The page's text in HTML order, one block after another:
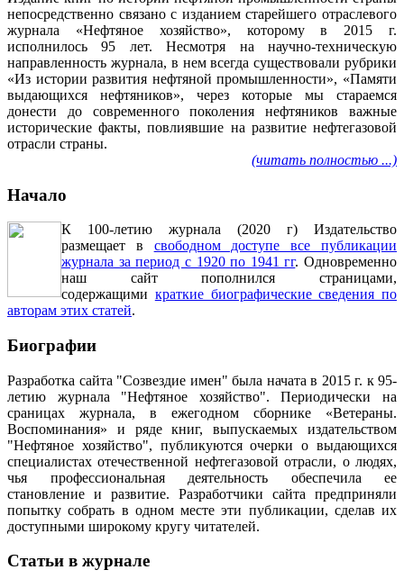
непосредственно связано с изданием старейшего отраслевого
журнала «Нефтяное хозяйство», которому в 2015 г.
исполнилось 95 лет. Несмотря на научно-техническую
направленность журнала, в нем всегда существовали рубрики
«Из истории развития нефтяной промышленности», «Памяти
выдающихся нефтяников», через которые мы стараемся
донести до современного поколения нефтяников важные
исторические факты, повлиявшие на развитие нефтегазовой
отрасли страны.
(читать полностью ...)
Начало
К 100-летию журнала (2020 г) Издательство
размещает в свободном доступе все публикации
журнала за период с 1920 по 1941 гг. Одновременно
наш сайт пополнился страницами,
содержащими краткие биографические сведения по
авторам этих статей.
Биографии
Разработка сайта "Созвездие имен" была начата в 2015 г. к 95-
летию журнала "Нефтяное хозяйство". Периодически на
сраницах журнала, в ежегодном сборнике «Ветераны.
Воспоминания» и ряде книг, выпускаемых издательством
"Нефтяное хозяйство", публикуются очерки о выдающихся
специалистах отечественной нефтегазовой отрасли, о людях,
чья профессиональная деятельность обеспечила ее
становление и развитие. Разработчики сайта предприняли
попытку собрать в одном месте эти публикации, сделав их
доступными широкому кругу читателей.
Статьи в журнале